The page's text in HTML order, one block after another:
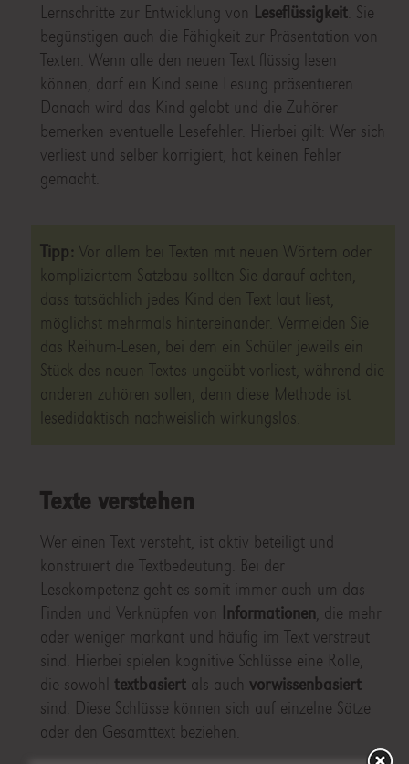
Lernschritte zur Entwicklung von Leseflüssigkeit. Sie
begünstigen auch die Fähigkeit zur Präsentation von
Texten. Wenn alle den neuen Text flüssig lesen
können, darf ein Kind seine Lesung präsentieren.
Danach wird das Kind gelobt und die Zuhörer
bemerken eventuelle Lesefehler. Hierbei gilt: Wer sich
verliest und selber korrigiert, hat keinen Fehler
gemacht.
Tipp:Vor allem bei Texten mit neuen Wörtern oder
kompliziertem Satzbau sollten Sie darauf achten,
dass tatsächlich jedes Kind den Text laut liest,
möglichst mehrmals hintereinander. Vermeiden Sie
das Reihum-Lesen, bei dem ein Schüler jeweils ein
Stück des neuen Textes ungeübt vorliest, während die
anderen zuhören sollen, denn diese Methode ist
lesedidaktisch nachweislich wirkungslos.
Texte verstehen
Wer einen Text versteht, ist aktiv beteiligt und
konstruiert die Textbedeutung. Bei der
Lesekompetenz geht es somit immer auch um das
Finden und Verknüpfen von Informationen , die mehr
oder weniger markant und häufig im Text verstreut
sind. Hierbei spielen kognitive Schlüsse eine Rolle,
die sowohl textbasiert als auch vorwissenbasiert
sind. Diese Schlüsse können sich auf einzelne Sätze
oder den Gesamttext beziehen.